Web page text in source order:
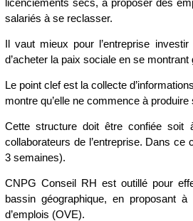
licenciements secs, à proposer des
salariés à se reclasser.
Il vaut mieux pour l’entreprise
d’acheter la paix sociale en se
Le point clef est la collecte
montre qu’elle ne commence à
Cette structure doit être confiée soit
collaborateurs de l’entreprise. Dans
3 semaines).
CNPG Conseil RH est outillé pour
bassin géographique, en proposant
d’emplois (OVE).